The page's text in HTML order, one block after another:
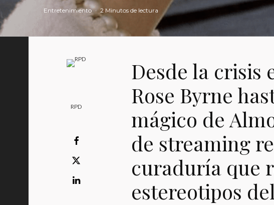
Entretenimiento · 2 Minutos de lectura
RPD
Desde la crisis
Rose Byrne
mágico de
de streaming
curaduría que
estereotipos